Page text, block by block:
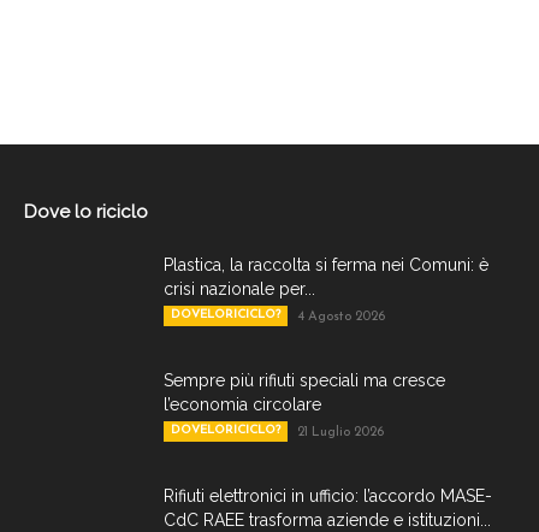
Dove lo riciclo
Plastica, la raccolta si ferma nei Comuni: è
crisi nazionale per...
DOVELORICICLO? 4 Agosto 2026
Sempre più rifiuti speciali ma cresce
l’economia circolare
DOVELORICICLO? 21 Luglio 2026
Rifiuti elettronici in ufficio: l’accordo MASE-
CdC RAEE trasforma aziende e istituzioni...